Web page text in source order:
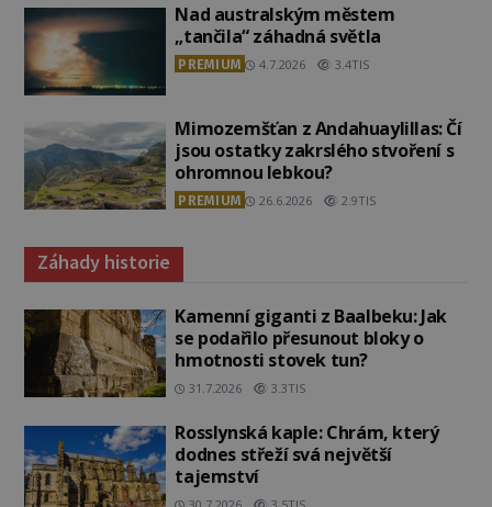
Nad australským městem
„tančila“ záhadná světla
PREMIUM 4.7.2026 3.4TIS
Mimozemšťan z Andahuaylillas: Čí
jsou ostatky zakrslého stvoření s
ohromnou lebkou?
PREMIUM 26.6.2026 2.9TIS
Záhady historie
Kamenní giganti z Baalbeku: Jak
se podařilo přesunout bloky o
hmotnosti stovek tun?
31.7.2026 3.3TIS
Rosslynská kaple: Chrám, který
dodnes střeží svá největší
tajemství